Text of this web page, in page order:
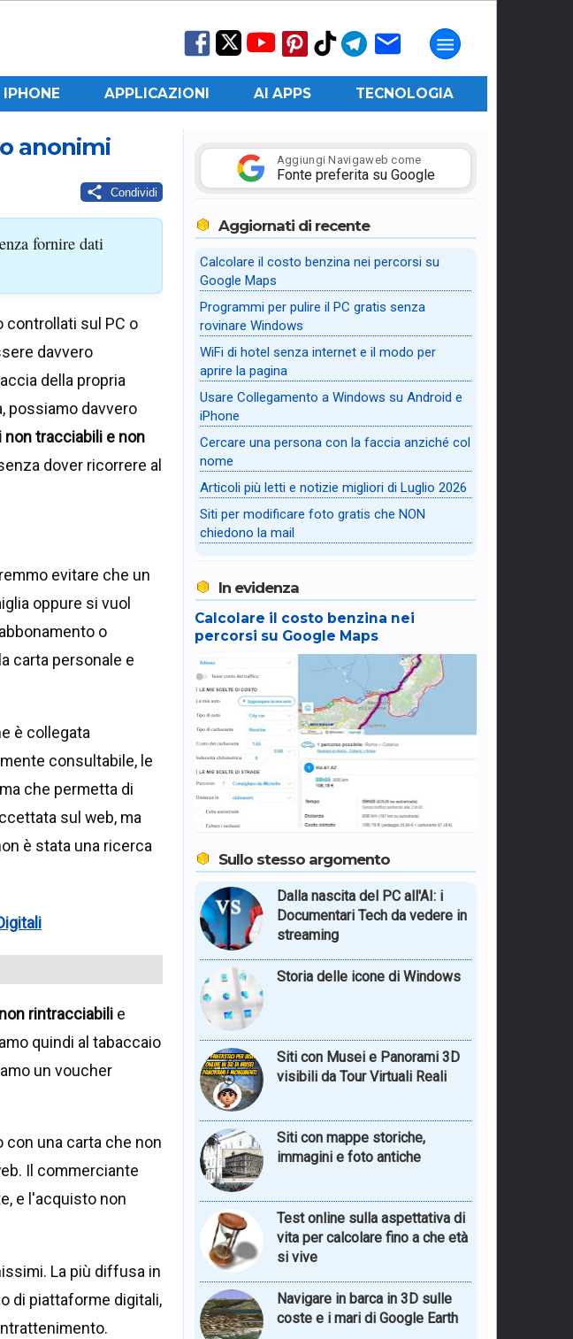
IPHONE APPLICAZIONI AI APPS TECNOLOGIA
anonimi
Condividi
fornire dati
controllati sul PC o
davvero
della propria
possiamo davvero
non tracciabili e non
dover ricorrere al
evitare che un
oppure si vuol
o
carta personale e
è collegata
consultabile, le
che permetta di
sul web, ma
è stata una ricerca
rintracciabili e
quindi al tabaccaio
un voucher
una carta che non
Il commerciante
e l'acquisto non
La più diffusa in
di piattaforme digitali,
Aggiungi Navigaweb come
Fonte preferita su Google
Aggiornati di recente
Calcolare il costo benzina nei percorsi su
Google Maps
Programmi per pulire il PC gratis senza
rovinare Windows
WiFi di hotel senza internet e il modo per
aprire la pagina
Usare Collegamento a Windows su Android e
iPhone
Cercare una persona con la faccia anziché col
nome
Articoli più letti e notizie migliori di Luglio 2026
Siti per modificare foto gratis che NON
chiedono la mail
In evidenza
Calcolare il costo benzina nei
percorsi su Google Maps
Sullo stesso argomento
Dalla nascita del PC all'AI: i
Documentari Tech da vedere in
streaming
Storia delle icone di Windows
Siti con Musei e Panorami 3D
visibili da Tour Virtuali Reali
Siti con mappe storiche,
immagini e foto antiche
Test online sulla aspettativa di
vita per calcolare fino a che età
si vive
Navigare in barca in 3D sulle
coste e i mari di Google Earth